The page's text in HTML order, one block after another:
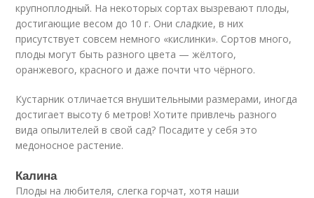
крупноплодный. На некоторых сортах вызревают плоды,
достигающие весом до 10 г. Они сладкие, в них
присутствует совсем немного «кислинки». Сортов много,
плоды могут быть разного цвета — жёлтого,
оранжевого, красного и даже почти что чёрного.
Кустарник отличается внушительными размерами, иногда
достигает высоту 6 метров! Хотите привлечь разного
вида опылителей в свой сад? Посадите у себя это
медоносное растение.
Калина
Плоды на любителя, слегка горчат, хотя наши